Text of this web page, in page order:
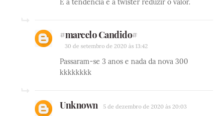
E a tendencia é a twister reduzir o valor.
#marcelo Candido#
30 de setembro de 2020 às 13:42
Passaram-se 3 anos e nada da nova 300
kkkkkkkk
Unknown 5 de dezembro de 2020 às 20:03